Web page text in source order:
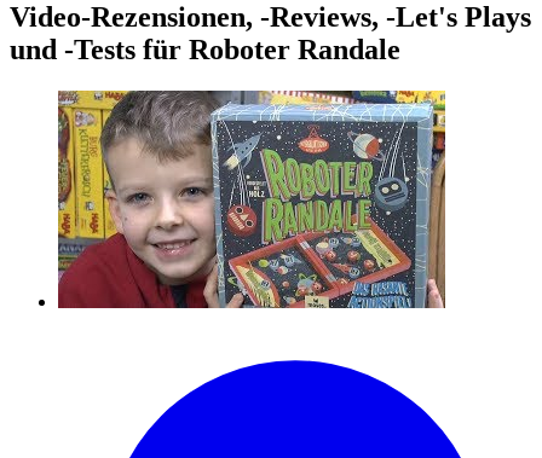
Video-Rezensionen, -Reviews, -Let's Plays
und -Tests für Roboter Randale